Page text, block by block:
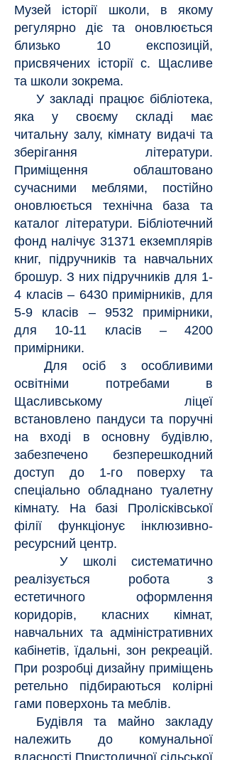
Музей історії школи, в якому
регулярно діє та оновлюється
близько 10 експозицій,
присвячених історії с. Щасливе
та школи зокрема.
У закладі працює бібліотека,
яка у своєму складі має
читальну залу, кімнату видачі та
зберігання літератури.
Приміщення облаштовано
сучасними меблями, постійно
оновлюється технічна база та
каталог літератури. Бібліотечний
фонд налічує 31371 екземплярів
книг, підручників та навчальних
брошур. З них підручників для 1-
4 класів – 6430 примірників, для
5-9 класів – 9532 примірники,
для 10-11 класів – 4200
примірники.
Для осіб з особливими
освітніми потребами в
Щасливському ліцеї
встановлено пандуси та поручні
на вході в основну будівлю,
забезпечено безперешкодний
доступ до 1-го поверху та
спеціально обладнано туалетну
кімнату. На базі Пролісківської
філії функціонує інклюзивно-
ресурсний центр.
У школі систематично
реалізується робота з
естетичного оформлення
коридорів, класних кімнат,
навчальних та адміністративних
кабінетів, їдальні, зон рекреацій.
При розробці дизайну приміщень
ретельно підбираються колірні
гами поверхонь та меблів.
Будівля та майно закладу
належить до комунальної
власності Пристоличної сільської